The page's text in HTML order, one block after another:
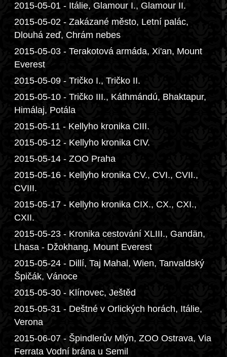
2015-05-01 - Itálie, Glamour I., Glamour II.
2015-05-02 - Zakázané město, Letní palác,
Dlouhá zeď, Chrám nebes
2015-05-03 - Terakotová armáda, Xi'an, Mount
Everest
2015-05-09 - Tričko I., Tričko II.
2015-05-10 - Tričko III., Káthmándú, Bhaktapur,
Himálaj, Potála
2015-05-11 - Kellyho kronika CIII.
2015-05-12 - Kellyho kronika CIV.
2015-05-14 - ZOO Praha
2015-05-16 - Kellyho kronika CV., CVI., CVII.,
CVIII.
2015-05-17 - Kellyho kronika CIX., CX., CXI.,
CXII.
2015-05-23 - Kronika cestování XLIII., Gandän,
Lhasa - Džokhang, Mount Everest
2015-05-24 - Dillí, Taj Mahal, Wien, Tanvaldský
Špičák, Vánoce
2015-05-30 - Klínovec, Ještěd
2015-05-31 - Deštné v Orlických horách, Itálie,
Verona
2015-06-07 - Špindlerův Mlýn, ZOO Ostrava, Via
Ferrata Vodní brána u Semil